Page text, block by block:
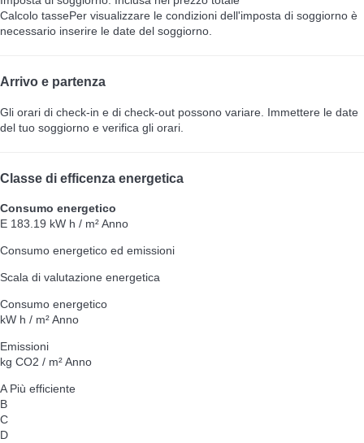
Calcolo tassePer visualizzare le condizioni dell'imposta di soggiorno è
necessario inserire le date del soggiorno.
Arrivo e partenza
Gli orari di check-in e di check-out possono variare. Immettere le date
del tuo soggiorno e verifica gli orari.
Classe di efficenza energetica
Consumo energetico
E 183.19 kW h / m² Anno
Consumo energetico ed emissioni
Scala di valutazione energetica
Consumo energetico
kW h / m² Anno
Emissioni
kg CO2 / m² Anno
A Più efficiente
B
C
D